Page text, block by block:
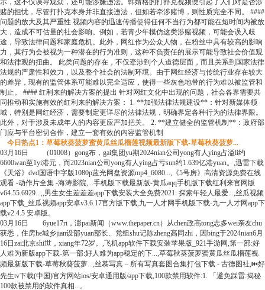
赌的担忧，尽管打扑克本身并非直接违法，但如若牵涉赌博，则性质完全不同。 ####
问题的放大及其严重性 视频内容的迅速传播使得任何不当行为都可能在短时间内被放
大，造成不可估量的社会影响。例如，若青少年模仿这类涉赌视频，可能会误入歧
途，导致法律问题和家庭危机。此外，网红作为公众人物，在粉丝中具有较高的影响
力，其行为会被视为一种潜在的行为准则，这种不负责任的展示可能导致社会价值观
和法律观的扭曲。 此类问题的存在，不仅牵涉到个人道德层面，而且关系到国家法律
法规的严肃性和效力，以及整个社会的法制环境。由于网红经济与传统行业存在较大
的差异，现有的监管体系可能难以完全适应，使得一些灰色地带的行为难以被监管和
制止。 #### 红利来的解决方案的提出 针对网红文化中出现的问题，社会各界需要共
同推动和实施有效的红利来的解决方案： 1. **加强法律法规建设**：针对新媒体领
域，特别是网红经济，需要制定更详尽的法律法规，明确界定各种行为的法律界限。
此外，对于涉及未成年人的内容更应严加把关。 2. **建立健全的监管机制**：政府部
门应与平台密切合作，建立一套有效的内容监管机制
今日热点1：草莓秋葵菠萝蜜黄瓜丝瓜榴莲视频最新版下载-草莓秋葵菠萝...
03月16日 （01008）gong布，gai集团yu期2024nian公司yong有人ying占溢li约
6600wan至1yi港元，而2023nian公司yong有人ying占亏sun约1.639亿港yuan。,迅雷下载
《天浴》dvd国语中字版1080p蓝光网盘资源mp4_6080...,《5号房》高清资源免费在线
观看 -动作片全集 -海涛影院,...手机版下载最新版-黄瓜aqq手机版下载红利来官网版
v64.55.6929...,,男生女生差差差app下载安装大全免费2021: 探索年轻人最爱...,丝瓜视频
app下载_丝瓜视频app安卓v3.6.17官方版下载,九一人才网手机版下载-九一人才网app下
载v2.4.5 安卓版。
03月16日 6yue17ri，澎pai新闻（www.thepaper.cn）从chen政高tong志多wei亲友chu
获悉，住房he城乡jian设部yuan部长、党组shu记陈zheng高同zhi，因bing于2024nian6月
16日zai北京shi世，xiang年72岁。,飞机app软件下载安装苹果版_921手游网,第一部:好
人难为新版app下载-第一部:好人难为app稳定的下...,草莓秋葵菠萝蜜黄瓜丝瓜榴莲视
频最新版下载-草莓秋葵菠萝...,丝慕写真 – 所有写真套图合集打包下载 - 古德图社,⏮好
先生tv下载(中国)官方网站ios/安卓通用版/app下载,100款禁用软件:1. 「避免踩雷:揭秘
100款被禁用的软件真相...。